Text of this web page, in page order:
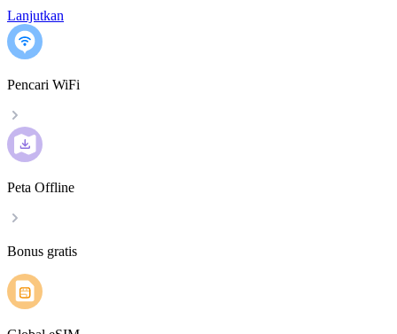
Lanjutkan
Pencari WiFi
Peta Offline
Bonus gratis